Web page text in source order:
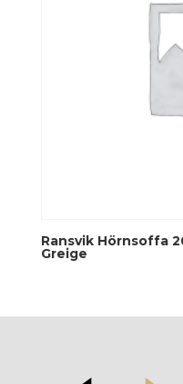
Ransvik Hörnsoffa
Greige